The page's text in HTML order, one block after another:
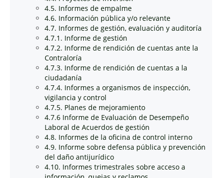
4.5. Informes de empalme
4.6. Información pública y/o relevante
4.7. Informes de gestión, evaluación y auditoría
4.7.1. Informe de gestión
4.7.2. Informe de rendición de cuentas ante la
Contraloría
4.7.3. Informe de rendición de cuentas a la
ciudadanía
4.7.4. Informes a organismos de inspección,
vigilancia y control
4.7.5. Planes de mejoramiento
4.7.6 Informe de Evaluación de Desempeño
Laboral de Acuerdos de gestión
4.8. Informes de la oficina de control interno
4.9. Informe sobre defensa pública y prevención
del daño antijurídico
4.10. Informes trimestrales sobre acceso a